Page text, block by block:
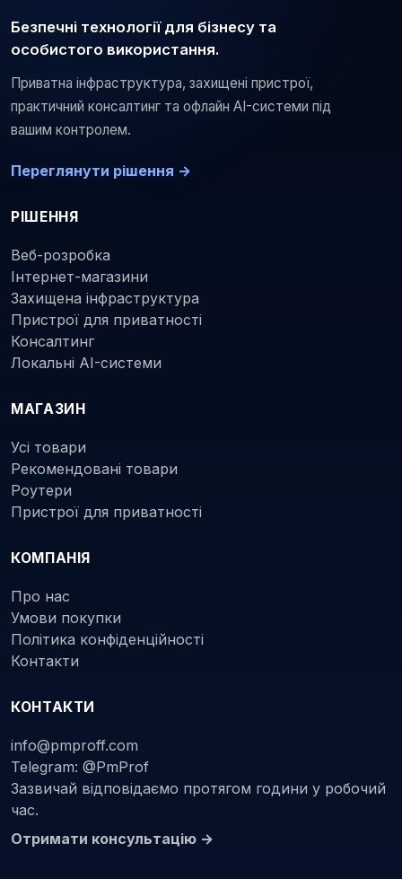
Безпечні технології для бізнесу та
особистого використання.
Приватна інфраструктура, захищені пристрої,
практичний консалтинг та офлайн AI-системи під
вашим контролем.
Переглянути рішення →
РІШЕННЯ
Веб-розробка
Інтернет-магазини
Захищена інфраструктура
Пристрої для приватності
Консалтинг
Локальні AI-системи
МАГАЗИН
Усі товари
Рекомендовані товари
Роутери
Пристрої для приватності
КОМПАНІЯ
Про нас
Умови покупки
Політика конфіденційності
Контакти
КОНТАКТИ
info@pmproff.com
Telegram: @PmProf
Зазвичай відповідаємо протягом години у робочий
час.
Отримати консультацію →